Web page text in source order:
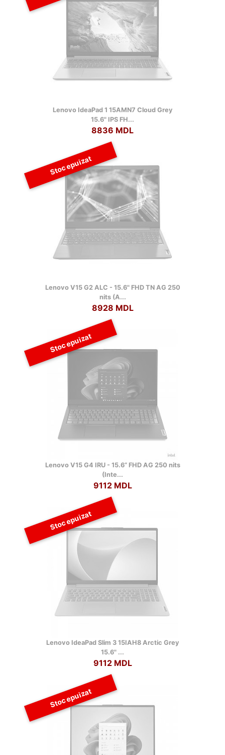
Lenovo IdeaPad 1 15AMN7 Cloud Grey
15.6" IPS FH...
8836 MDL
Stoc epuizat
Lenovo V15 G2 ALC - 15.6" FHD TN AG 250
nits (A...
8928 MDL
Stoc epuizat
Lenovo V15 G4 IRU - 15.6” FHD AG 250 nits
(Inte...
9112 MDL
Stoc epuizat
Lenovo IdeaPad Slim 3 15IAH8 Arctic Grey
15.6" ...
9112 MDL
Stoc epuizat